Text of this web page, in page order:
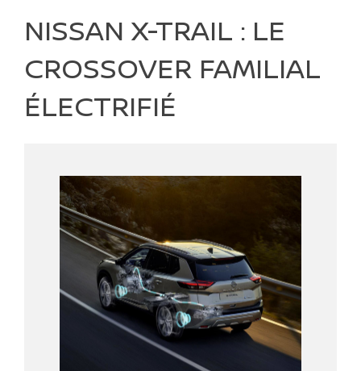
NISSAN X-TRAIL : LE
CROSSOVER FAMILIAL
ÉLECTRIFIÉ